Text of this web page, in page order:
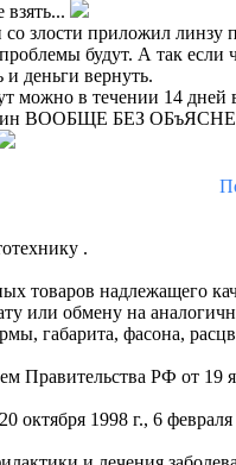
злости приложил линзу
будут. А так если
и деньги вернуть.
можно в течении 14 дней
ВООБЩЕ БЕЗ
.
товаров надлежащего
или обмену на
габарита, фасона,
Правительства РФ от 19
октября 1998 г., 6 февраля